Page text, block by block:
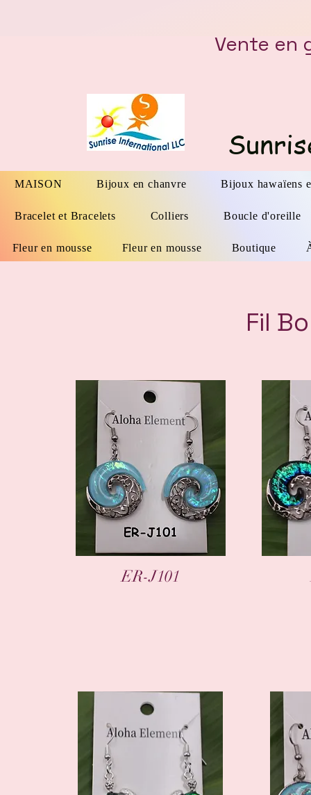
Vente en
Fil
Aperçu rapide
ER-J101
MAISON Bijoux en chanvre Bijoux hawaïens
Bracelet et Bracelets Colliers Boucle d'oreille
Fleur en mousse Fleur en mousse Boutique